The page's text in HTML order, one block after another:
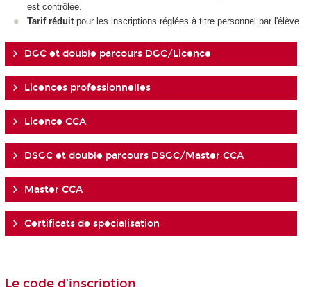
est contrôlée.
Tarif réduit pour les inscriptions réglées à titre personnel par l'élève.
DGC et double parcours DGC/Licence
Licences professionnelles
Licence CCA
DSGC et double parcours DSGC/Master CCA
Master CCA
Certificats de spécialisation
Le code d'inscription